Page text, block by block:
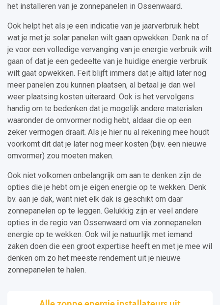
het installeren van je zonnepanelen in Ossenwaard.
Ook helpt het als je een indicatie van je jaarverbruik hebt
wat je met je solar panelen wilt gaan opwekken. Denk na of
je voor een volledige vervanging van je energie verbruik wilt
gaan of dat je een gedeelte van je huidige energie verbruik
wilt gaat opwekken. Feit blijft immers dat je altijd later nog
meer panelen zou kunnen plaatsen, al betaal je dan wel
weer plaatsing kosten uiteraard. Ook is het vervolgens
handig om te bedenken dat je mogelijk andere materialen
waaronder de omvormer nodig hebt, aldaar die op een
zeker vermogen draait. Als je hier nu al rekening mee houdt
voorkomt dit dat je later nog meer kosten (bijv. een nieuwe
omvormer) zou moeten maken.
Ook niet volkomen onbelangrijk om aan te denken zijn de
opties die je hebt om je eigen energie op te wekken. Denk
bv. aan je dak, want niet elk dak is geschikt om daar
zonnepanelen op te leggen. Gelukkig zijn er veel andere
opties in de regio van Ossenwaard om via zonnepanelen
energie op te wekken. Ook wil je natuurlijk met iemand
zaken doen die een groot expertise heeft en met je mee wil
denken om zo het meeste rendement uit je nieuwe
zonnepanelen te halen.